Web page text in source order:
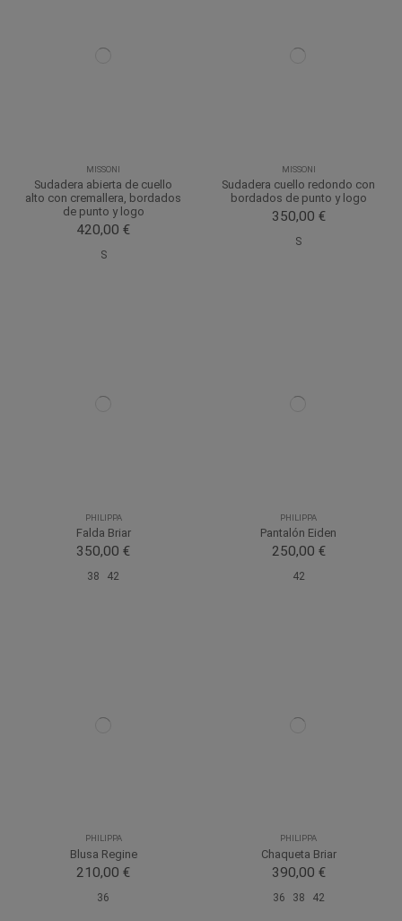
MISSONI
Sudadera abierta de cuello
alto con cremallera, bordados
de punto y logo
420,00 €
S
MISSONI
Sudadera cuello redondo con
bordados de punto y logo
350,00 €
S
PHILIPPA
Falda Briar
350,00 €
38 42
PHILIPPA
Pantalón Eiden
250,00 €
42
PHILIPPA
Blusa Regine
210,00 €
36
PHILIPPA
Chaqueta Briar
390,00 €
36 38 42